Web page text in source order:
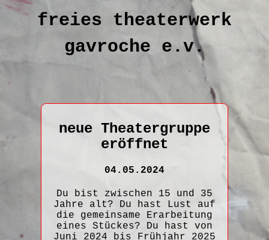
freies theaterwerk
gavroche e.v.
neue Theatergruppe
eröffnet
04.05.2024
Du bist zwischen 15 und 35
Jahre alt? Du hast Lust auf
die gemeinsame Erarbeitung
eines Stückes? Du hast von
Juni 2024 bis Frühjahr 2025